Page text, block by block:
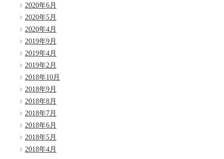
2020年6月
2020年5月
2020年4月
2019年9月
2019年4月
2019年2月
2018年10月
2018年9月
2018年8月
2018年7月
2018年6月
2018年5月
2018年4月